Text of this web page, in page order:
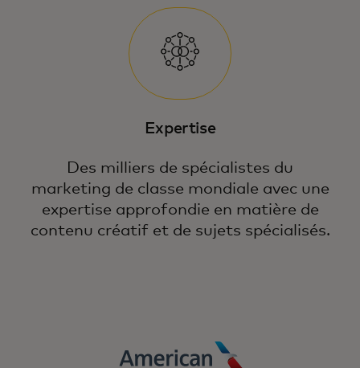
Expertise
Des milliers de spécialistes du
marketing de classe mondiale avec une
expertise approfondie en matière de
contenu créatif et de sujets spécialisés.